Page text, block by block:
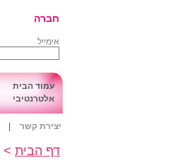
חברה
אימייל
עמוד הבית
אלטרנטיבי
יצירת קשר
דף הבית >